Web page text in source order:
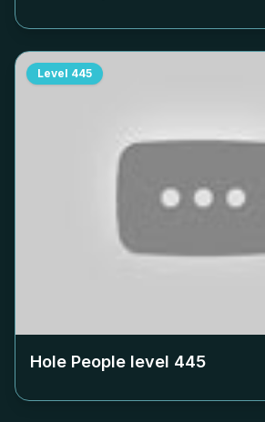
Level 445
Hole People level 445